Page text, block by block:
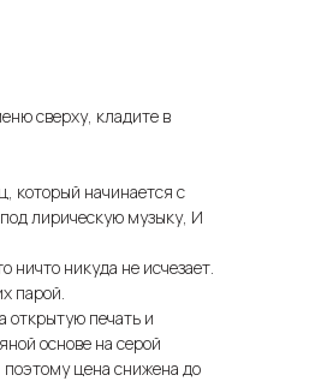
сверху, кладите в
который начинается с
лирическую музыку, И
никуда не исчезает.
парой.
открытую печать и
основе на серой
цена снижена до